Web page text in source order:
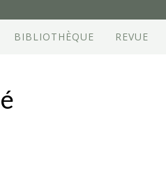
BIBLIOTHÈQUE REVUE